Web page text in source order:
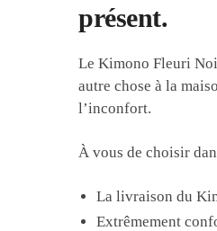
présent.
Le Kimono Fleuri
autre chose à la
l’inconfort.
À vous de choisir
La livraison du
Extrêmement